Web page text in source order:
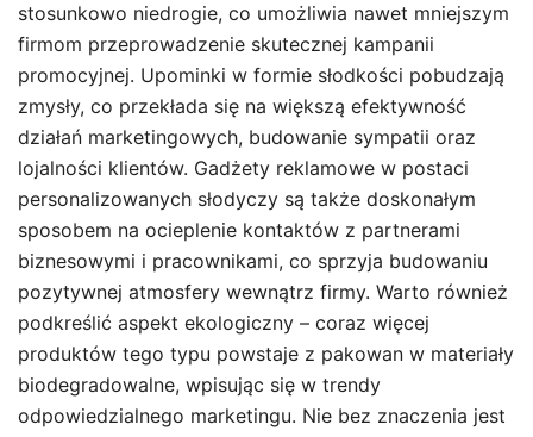
stosunkowo niedrogie, co umożliwia nawet mniejszym
firmom przeprowadzenie skutecznej kampanii
promocyjnej. Upominki w formie słodkości pobudzają
zmysły, co przekłada się na większą efektywność
działań marketingowych, budowanie sympatii oraz
lojalności klientów. Gadżety reklamowe w postaci
personalizowanych słodyczy są także doskonałym
sposobem na ocieplenie kontaktów z partnerami
biznesowymi i pracownikami, co sprzyja budowaniu
pozytywnej atmosfery wewnątrz firmy. Warto również
podkreślić aspekt ekologiczny – coraz więcej
produktów tego typu powstaje z pakowan w materiały
biodegradowalne, wpisując się w trendy
odpowiedzialnego marketingu. Nie bez znaczenia jest